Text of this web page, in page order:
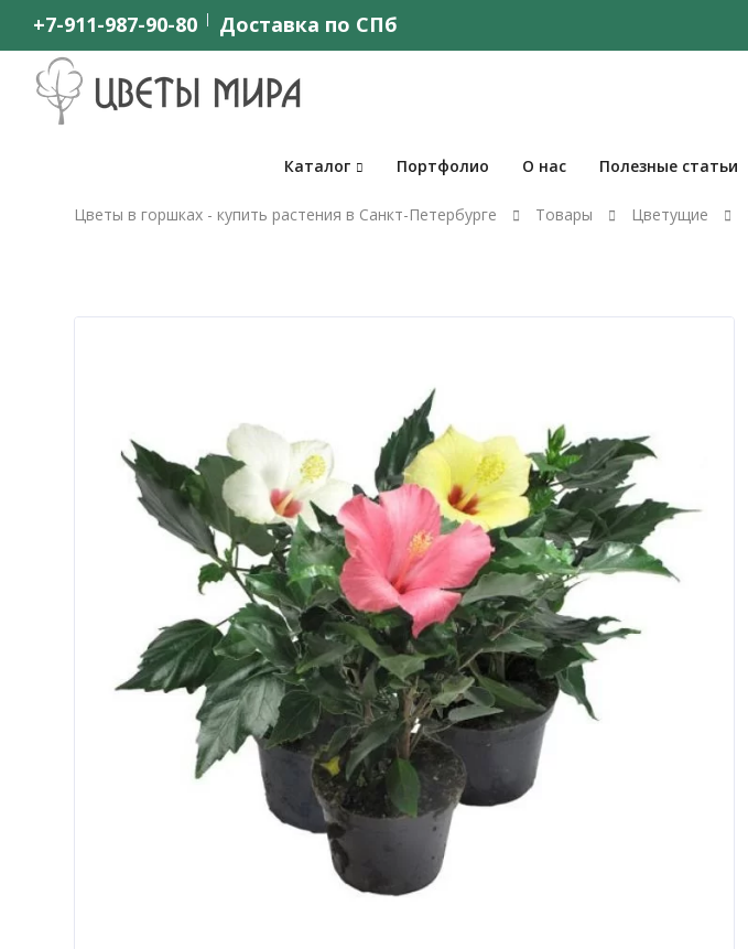
+7-911-987-90-80 Доставка по СПб
Каталог Портфолио О нас Полезные статьи
Цветы в горшках - купить растения в Санкт-Петербурге Товары Цветущие